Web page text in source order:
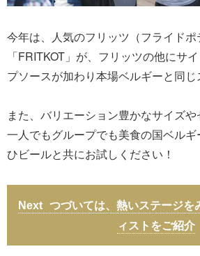
今年は、人気のフリッツ（フライド
「FRITKOT」が、フリッツの他にサ
プソースが加わり本場ベルギーと同じ
また、バリエーション豊かなサイズや
一人でもグループでも美食の国ベル
ひビールと共にお試しください！
つづいては、熱いステージを
ィストをご紹介